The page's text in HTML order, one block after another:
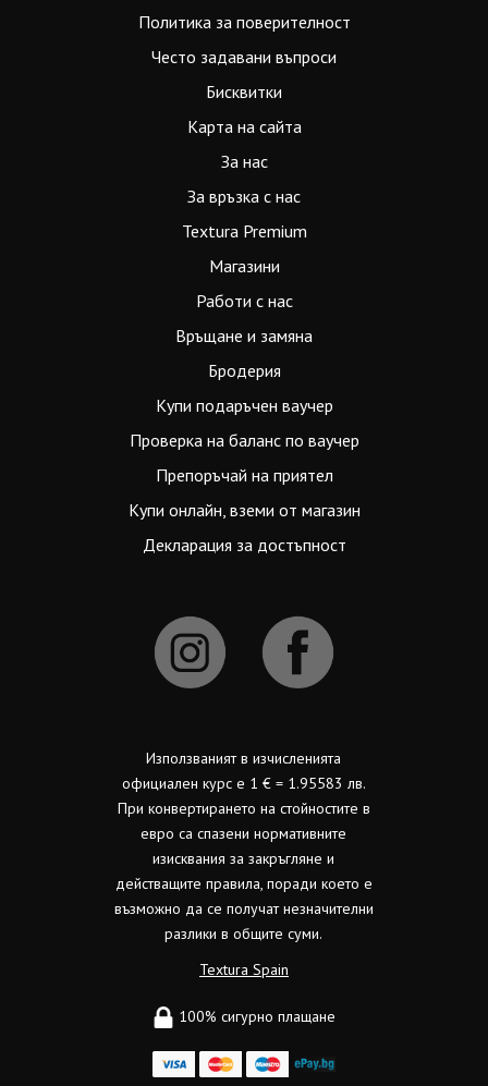
Политика за поверителност
Често задавани въпроси
Бисквитки
Карта на сайта
За нас
За връзка с нас
Textura Premium
Магазини
Работи с нас
Връщане и замяна
Бродерия
Купи подаръчен ваучер
Проверка на баланс по ваучер
Препоръчай на приятел
Купи онлайн, вземи от магазин
Декларация за достъпност
Използваният в изчисленията
официален курс е 1 € = 1.95583 лв.
При конвертирането на стойностите в
евро са спазени нормативните
изисквания за закръгляне и
действащите правила, поради което е
възможно да се получат незначителни
разлики в общите суми.
Textura Spain
100% сигурно плащане